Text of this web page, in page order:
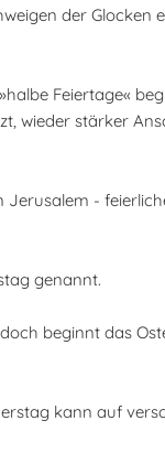
der Glocken
Feiertage«
wieder stärker
Jerusalem -
genannt.
beginnt das
kann auf